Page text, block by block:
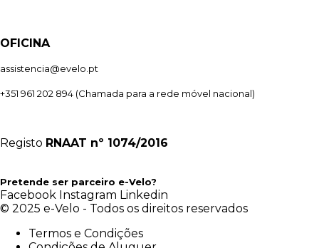
OFICINA
assistencia@evelo.pt
+351 961 202 894 (Chamada para a rede móvel nacional)
Registo RNAAT nº 1074/2016
Pretende ser parceiro e-Velo?
Facebook Instagram Linkedin
© 2025 e-Velo - Todos os direitos reservados
Termos e Condições